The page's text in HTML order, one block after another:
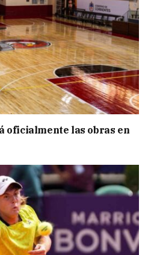
oficialmente las obras en